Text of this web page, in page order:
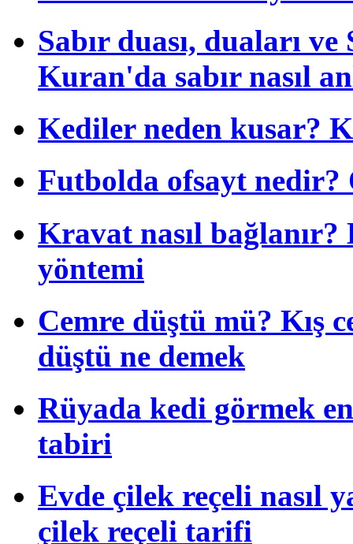
Sabır duası, duaları
Kuran'da sabır nasıl
Kediler neden kusar?
Futbolda ofsayt nedir?
Kravat nasıl
yöntemi
Cemre düştü mü? Kış
düştü ne demek
Rüyada kedi görmek
tabiri
Evde çilek reçeli nasıl
çilek reçeli tarifi